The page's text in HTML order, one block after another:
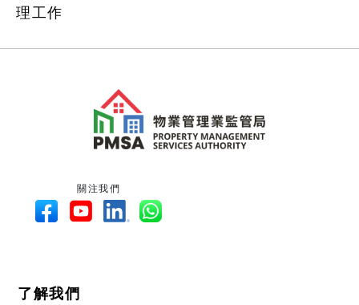
理工作
關注我們
了解我們